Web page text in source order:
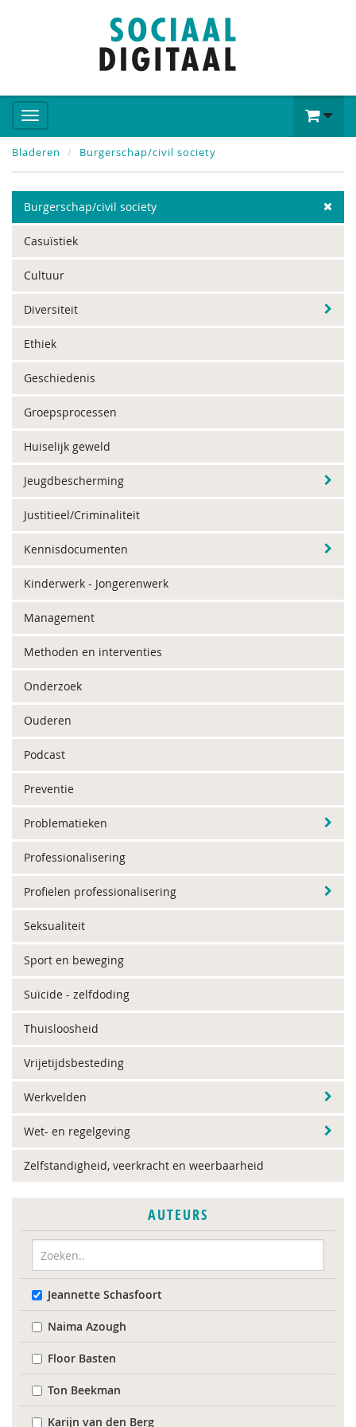
Bladeren Burgerschap/civil society
Burgerschap/civil society
Casuïstiek
Cultuur
Diversiteit
Ethiek
Geschiedenis
Groepsprocessen
Huiselijk geweld
Jeugdbescherming
Justitieel/Criminaliteit
Kennisdocumenten
Kinderwerk - Jongerenwerk
Management
Methoden en interventies
Onderzoek
Ouderen
Podcast
Preventie
Problematieken
Professionalisering
Profielen professionalisering
Seksualiteit
Sport en beweging
Suïcide - zelfdoding
Thuisloosheid
Vrijetijdsbesteding
Werkvelden
Wet- en regelgeving
Zelfstandigheid, veerkracht en weerbaarheid
AUTEURS
Jeannette Schasfoort
Naima Azough
Floor Basten
Ton Beekman
Karijn van den Berg